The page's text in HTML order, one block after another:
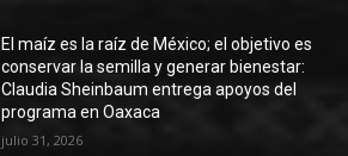
El maíz es la raíz de México; el objetivo es
conservar la semilla y generar bienestar:
Claudia Sheinbaum entrega apoyos del
programa en Oaxaca
julio 31, 2026